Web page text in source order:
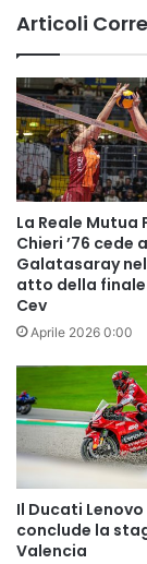
Articoli
La Reale Mutua
Chieri ’76 cede
Galatasaray
atto della
Cev
Aprile 2026 0:00
Il Ducati Lenovo
conclude la
Valencia